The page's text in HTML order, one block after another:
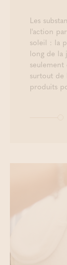
Les
l'action
soleil : la
long de la
surtout de
produits